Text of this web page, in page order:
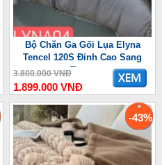
Bộ Chăn Ga Gối Lụa Elyna
Tencel 120S Đỉnh Cao Sang
Trọng
3.800.000 VNĐ
1.899.000 VNĐ
-43%